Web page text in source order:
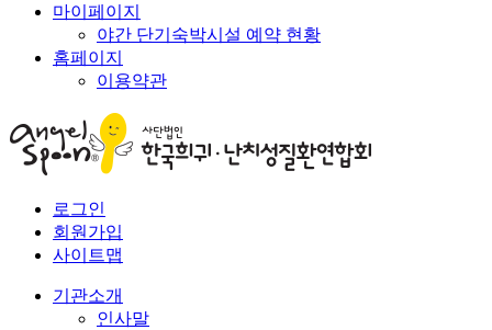
마이페이지
야간 단기숙박시설 예약 현황
홈페이지
이용약관
로그인
회원가입
사이트맵
기관소개
인사말